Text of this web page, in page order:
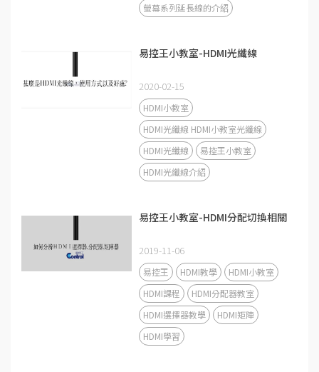
螢幕系列延長線的介紹
易控王小教室-HDMI光纖線
2020-02-15
HDMI小教室
HDMI光纖線 HDMI小教室光纖線
HDMI光纖線
易控王小教室
HDMI光纖線介紹
易控王小教室-HDMI分配切換相關
2019-11-06
易控王 HDMI教學
HDMI小教室
HDMI課程
HDMI分配器教室
HDMI選擇器教學
HDMI矩陣
HDMI學習